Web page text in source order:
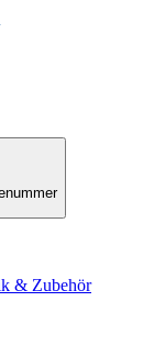
& Zubehör